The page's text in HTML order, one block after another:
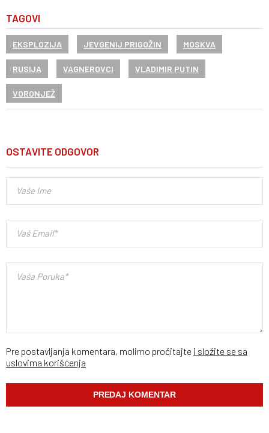
TAGOVI
EKSPLOZIJA JEVGENIJ PRIGOŽIN MOSKVA
RUSIJA VAGNEROVCI VLADIMIR PUTIN
VORONJEŽ
OSTAVITE ODGOVOR
Pre postavljanja komentara, molimo pročitajte i složite se sa
uslovima korišćenja